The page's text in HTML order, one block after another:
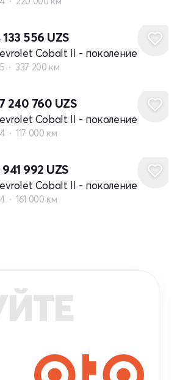
133 556 UZS
Cobalt II - поколение
337 200 км
240 760 UZS
Cobalt II - поколение
117 000 км
992 UZS
Cobalt II - поколение
161 000 км